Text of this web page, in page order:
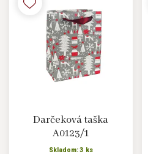
Darčeková taška
A0123/1
Skladom: 3 ks